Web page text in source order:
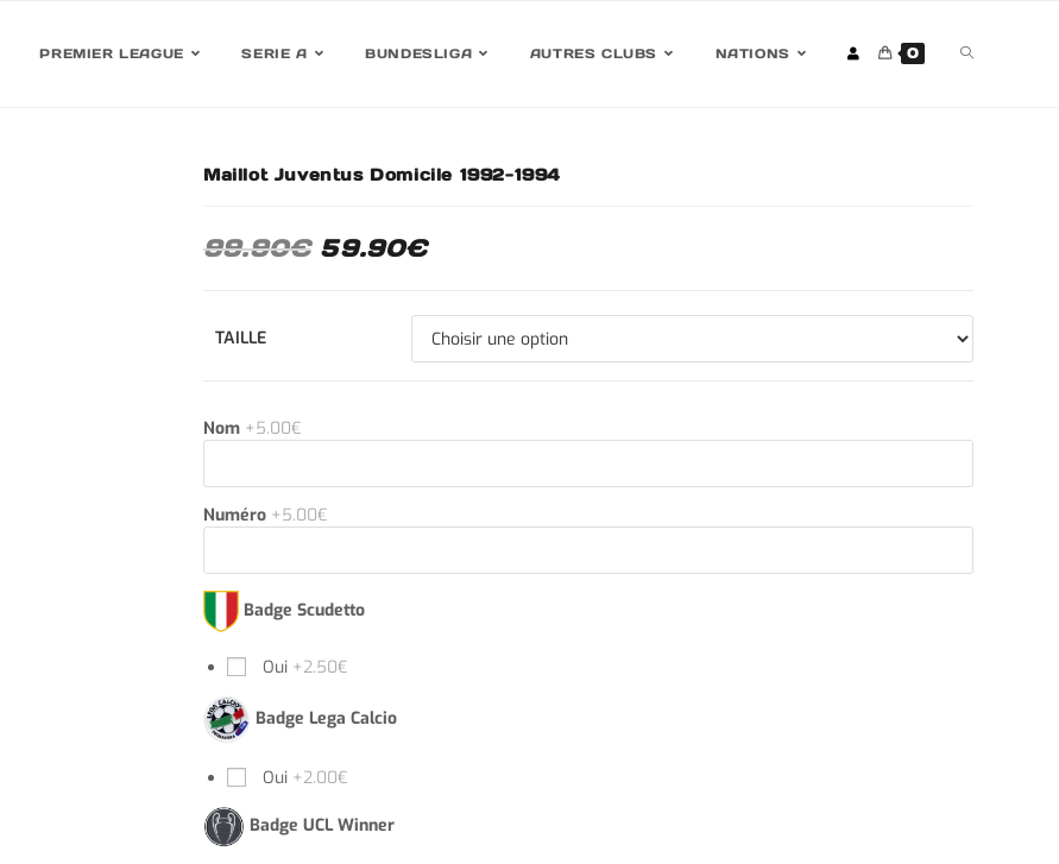
PREMIER LEAGUE SERIE A BUNDESLIGA AUTRES CLUBS NATIONS 0
Maillot Juventus Domicile 1992-1994
99.90€ 59.90€
TAILLE
Nom +5.00€
Numéro +5.00€
Badge Scudetto
Oui +2.50€
Badge Lega Calcio
Oui +2.00€
Badge UCL Winner